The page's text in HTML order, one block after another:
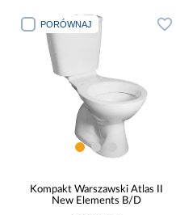
PORÓWNAJ
Kompakt Warszawski Atlas II
New Elements B/D